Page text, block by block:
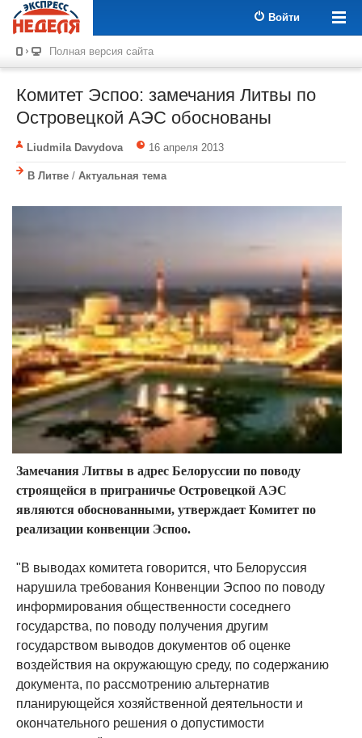
Войти
Полная версия сайта
Комитет Эспоо: замечания Литвы по
Островецкой АЭС обоснованы
Liudmila Davydova 16 апреля 2013
В Литве / Актуальная тема
Замечания Литвы в адрес Белоруссии по поводу
строящейся в приграничье Островецкой АЭС
являются обоснованными, утверждает Комитет по
реализации конвенции Эспоо.
"В выводах комитета говорится, что Белоруссия
нарушила требования Конвенции Эспоо по поводу
информирования общественности соседнего
государства, по поводу получения другим
государством выводов документов об оценке
воздействия на окружающую среду, по содержанию
документа, по рассмотрению альтернатив
планирующейся хозяйственной деятельности и
окончательного решения о допустимости